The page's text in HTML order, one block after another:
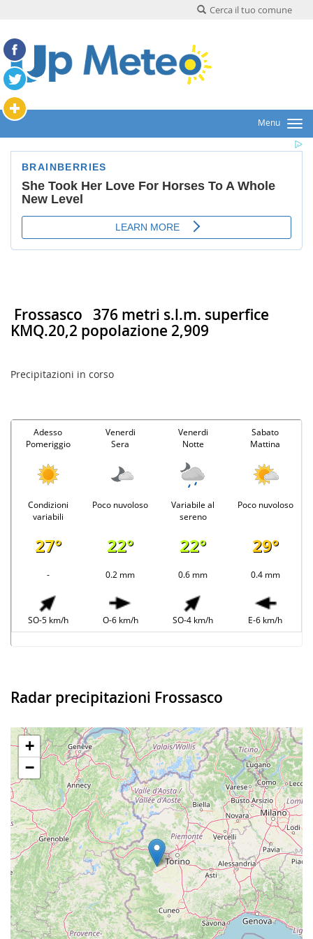
Cerca il tuo comune
Menu
Frossasco 376 metri s.l.m. superfice
KMQ.20,2 popolazione 2,909
Precipitazioni in corso
Adesso
Pomeriggio
Venerdi
Sera
Venerdi
Notte
Sabato
Mattina
Condizioni
variabili
Poco nuvoloso
Variabile al
sereno
Poco nuvoloso
27° 22° 22° 29°
- 0.2 mm 0.6 mm 0.4 mm
SO-5 km/h O-6 km/h SO-4 km/h E-6 km/h
Radar precipitazioni Frossasco